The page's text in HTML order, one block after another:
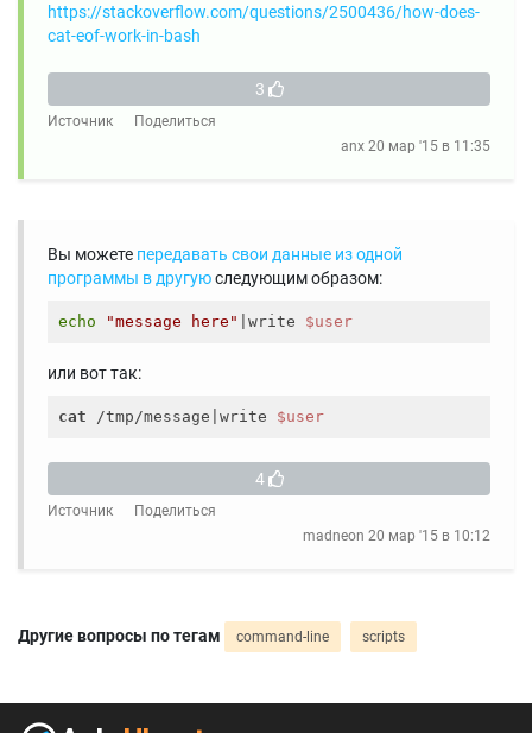
https://stackoverflow.com/questions/2500436/how-does-
cat-eof-work-in-bash
3
Источник
Поделиться
anx 20 мар '15 в 11:35
Вы можете передавать свои данные из одной
программы в другуюследующим образом:
echo "message here" |write $user
или вот так:
cat /tmp/message|write $user
4
Источник
Поделиться
madneon 20 мар '15 в 10:12
Другие вопросы по тегам command-line scripts